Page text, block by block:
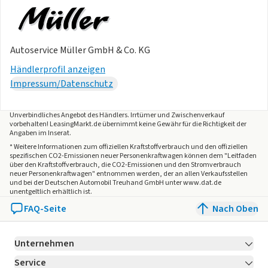
Blinkleuchten LED
Bodenbelag: Laminat (Holz-Optik)
Diebstahl-Warnanlage mit Innenraumüberwachung
Elektron. Stabilitäts-Programm (ESP)
Fahrassistenz-System: Berganfahr-Assistent
Fahrassistenz-System: Notrufsystem
Fenster im Lade-/FG-Raum: - ausstellbar, 2. Reihe
Fensterheber elektrisch vorn
Feststellbremse elektrisch
FordPass Connect inkl. eCall
Frischwassertank
Frontscheibe heizbar
Handschuhfach abschließbar
Heckscheibe heizbar
Heckscheibenwischer
Autoservice Müller GmbH & Co. KG
Händlerprofil anzeigen
Impressum/Datenschutz
Unverbindliches Angebot desHändlers. Irrtümer und Zwischenverkauf
vorbehalten! LeasingMarkt.de übernimmt keine Gewähr für die Richtigkeit der
Angaben im Inserat.
* Weitere Informationen zum offiziellen Kraftstoffverbrauch und den offiziellen
spezifischen CO2-Emissionen neuer Personenkraftwagen können dem "Leitfaden
über den Kraftstoffverbrauch, die CO2-Emissionen und den Stromverbrauch
neuer Personenkraftwagen" entnommen werden, der an allen Verkaufsstellen
und bei der Deutschen Automobil Treuhand GmbH unter www.dat.de
unentgeltlich erhältlich ist.
FAQ-Seite Nach Oben
Unternehmen
Über LeasingMarkt.de
Service